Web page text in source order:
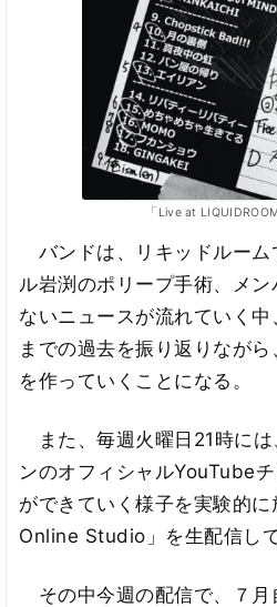
「Live at
バンドは、リキッドルーム
ル岩渕のポリープ手術、メ
ないニュースが流れていく
までの過去を振り返りなが
を作っていくことになる。
また、毎週火曜日21時には
ンのオフィシャルYouTube
ができていく様子を実験的
Online Studio」を生配信して
その中今週の配信で、７月